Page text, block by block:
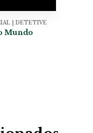
| DETETIVE
Mundo